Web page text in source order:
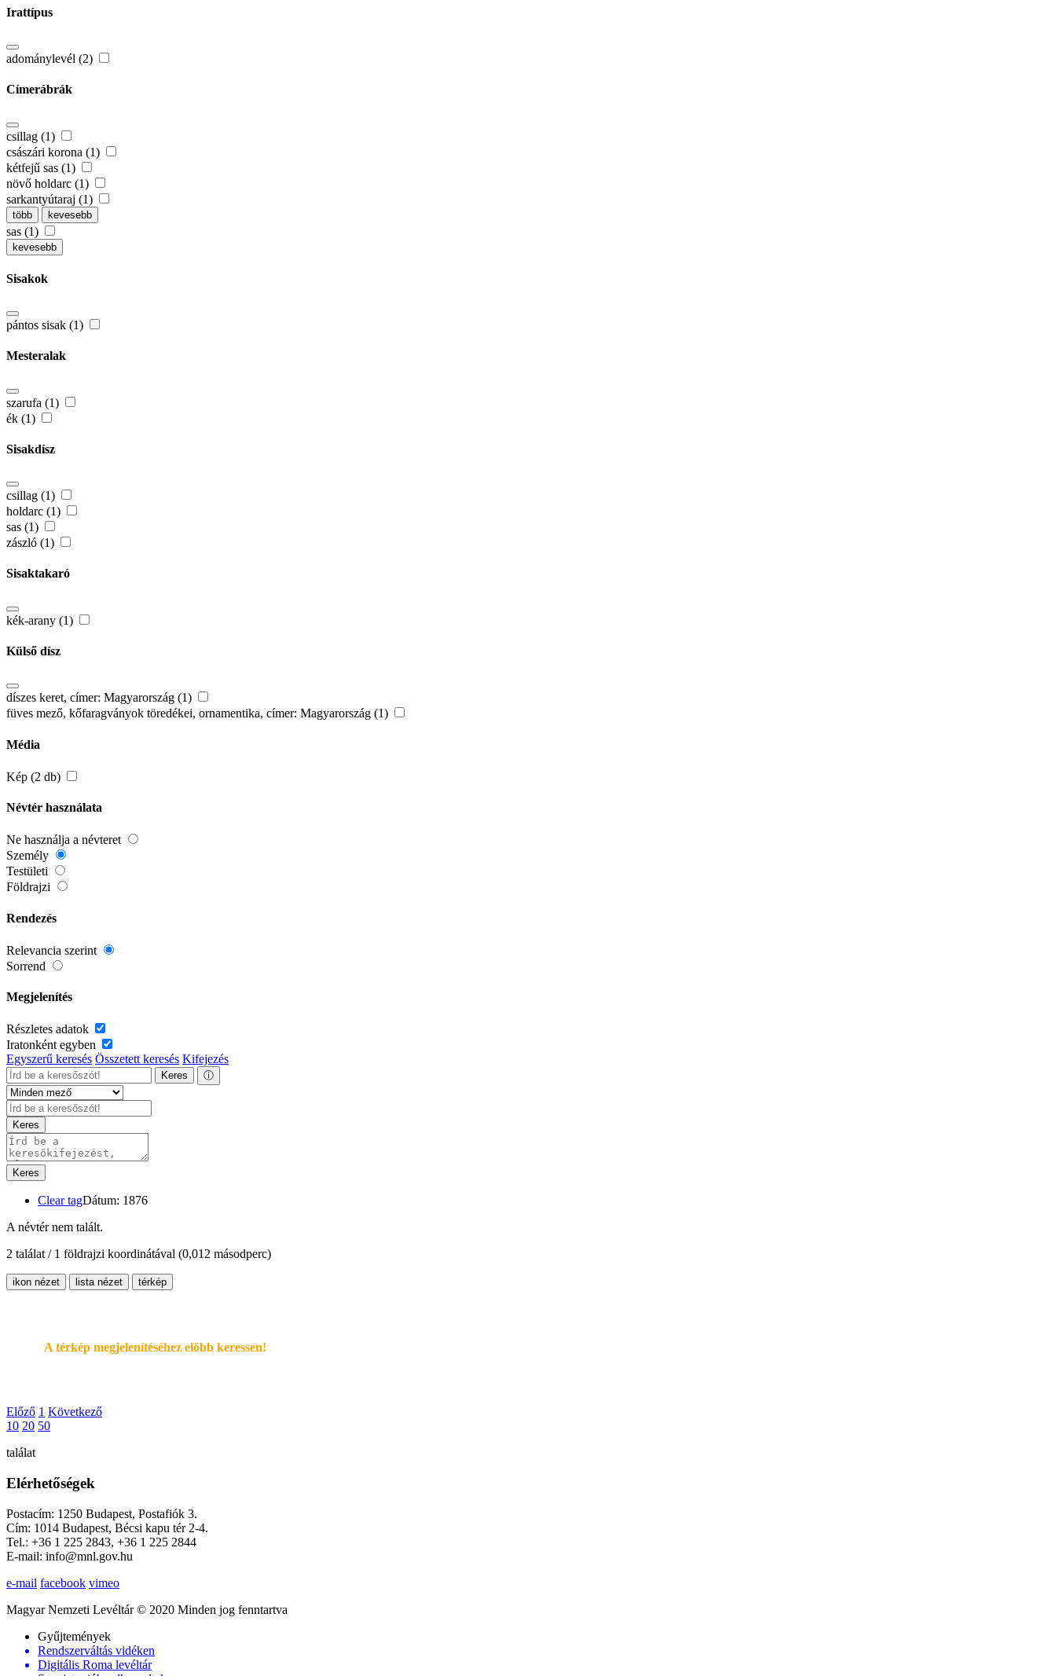
Irattípus
adománylevél (2)
Címerábrák
csillag (1)
császári korona (1)
kétfejű sas (1)
növő holdarc (1)
sarkantyútaraj (1)
több kevesebb
sas (1)
kevesebb
Sisakok
pántos sisak (1)
Mesteralak
szarufa (1)
ék (1)
Sisakdísz
csillag (1)
holdarc (1)
sas (1)
zászló (1)
Sisaktakaró
kék-arany (1)
Külső dísz
díszes keret, címer: Magyarország (1)
füves mező, kőfaragványok töredékei, ornamentika, címer: Magyarország (1)
Média
Kép (2 db)
Névtér használata
Ne használja a névteret
Személy
Testületi
Földrajzi
Rendezés
Relevancia szerint
Sorrend
Megjelenítés
Részletes adatok
Iratonként egyben
Egyszerű keresés Összetett keresés Kifejezés
Keres ⓘ
Keres
Keres
Clear tagDátum: 1876
A névtér nem talált.
2 találat / 1 földrajzi koordinátával (0,012 másodperc)
ikon nézet lista nézet térkép
A térkép megjelenítéséhez elöbb keressen!
Előző 1 Következő
10 20 50
találat
Elérhetőségek
Postacím: 1250 Budapest, Postafiók 3.
Cím: 1014 Budapest, Bécsi kapu tér 2-4.
Tel.: +36 1 225 2843, +36 1 225 2844
E-mail: info@mnl.gov.hu
e-mail facebook vimeo
Magyar Nemzeti Levéltár © 2020 Minden jog fenntartva
Gyűjtemények
Rendszerváltás vidéken
Digitális Roma levéltár